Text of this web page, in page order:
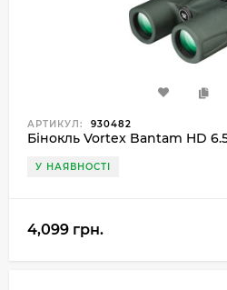
АРТИКУЛ: 930482
Бінокль Vortex Bantam HD
У НАЯВНОСТІ
4,099 грн.